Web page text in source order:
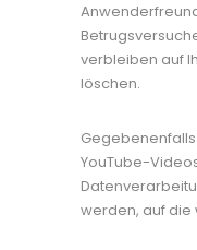
verbleiben auf
löschen.
YouTube-
werden, auf die